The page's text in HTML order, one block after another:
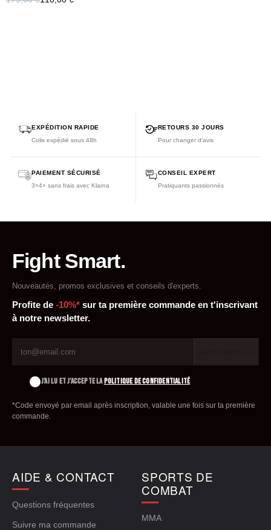
EXPÉDITION RAPIDE
Colis expédié sous 48h
RETOURS 30 JOURS
Pour changer d'avis
PAIEMENT SÉCURISÉ
3×4× sans frais avec Klarna
CONSEIL EXPERT
Pratiquants passionnés
Fight Smart.
Nouveautés, promos exclusives et conseils d'experts.
Profite de -10%* sur ta première commande en t'inscrivant
à notre newsletter.
J'AI LU ET J'ACCEPTE LAPOLITIQUE DE CONFIDENTIALITÉ
*Code envoyé par email après inscription, valable une fois sur ta première
commande.
AIDE & CONTACT
Questions fréquentes
Suivre ma commande
SPORTS DE
COMBAT
MMA